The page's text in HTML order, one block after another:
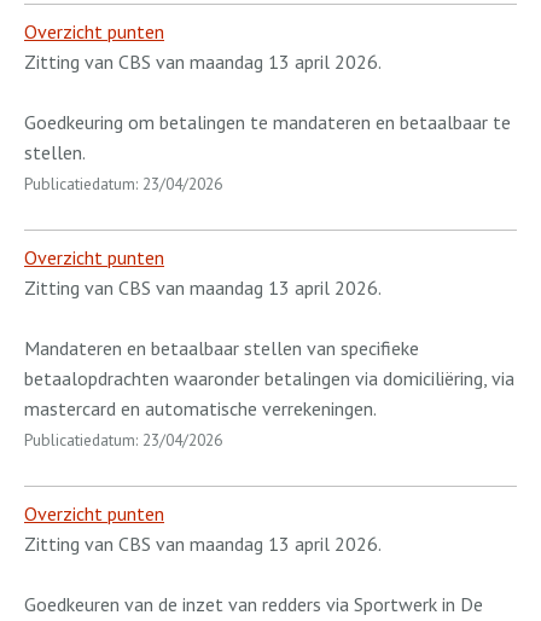
Overzicht punten
Zitting van CBS van maandag 13 april 2026.
Goedkeuring om betalingen te mandateren en betaalbaar te
stellen.
Publicatiedatum: 23/04/2026
Overzicht punten
Zitting van CBS van maandag 13 april 2026.
Mandateren en betaalbaar stellen van specifieke
betaalopdrachten waaronder betalingen via domiciliëring, via
mastercard en automatische verrekeningen.
Publicatiedatum: 23/04/2026
Overzicht punten
Zitting van CBS van maandag 13 april 2026.
Goedkeuren van de inzet van redders via Sportwerk in De